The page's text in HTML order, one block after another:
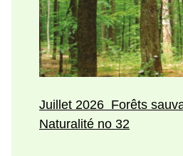
Juillet 2026 Forêts
Naturalité no 32